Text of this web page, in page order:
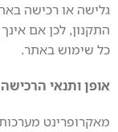
גלישה או רכישה
התקנון, לכן אם
כל שימוש באתר.
אופן ותנאי הרכישה
מאקרופרינט